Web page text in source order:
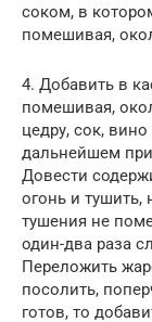
соком, в
помешивая,
4. Добавить в
помешивая,
цедру, сок,
дальнейшем
Довести
огонь и тушить,
тушения не
один-два раза
Переложить
посолить,
готов, то